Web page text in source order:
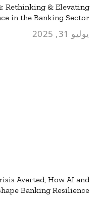
Rethinking & Elevating
in the Banking Sector
يوليو 31, 2025
Averted, How AI and
Banking Resilience